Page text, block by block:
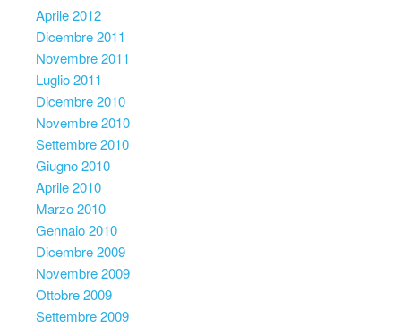
Aprile 2012
Dicembre 2011
Novembre 2011
Luglio 2011
Dicembre 2010
Novembre 2010
Settembre 2010
Giugno 2010
Aprile 2010
Marzo 2010
Gennaio 2010
Dicembre 2009
Novembre 2009
Ottobre 2009
Settembre 2009